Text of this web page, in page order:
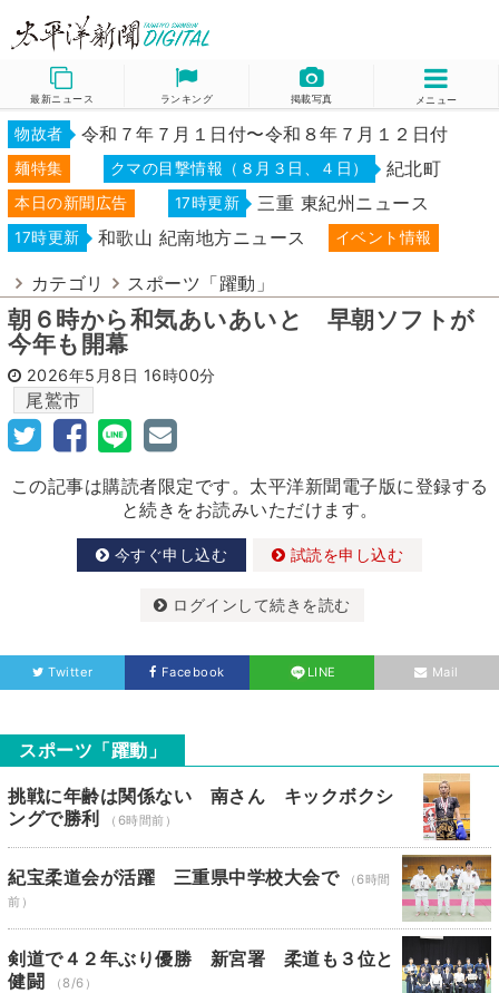
最新ニュース ランキング 掲載写真 メニュー
物故者 令和７年７月１日付〜令和８年７月１２日付
麺特集 クマの目撃情報（８月３日、４日） 紀北町
本日の新聞広告 17時更新 三重 東紀州ニュース
17時更新 和歌山 紀南地方ニュース イベント情報
カテゴリ スポーツ「躍動」
朝６時から和気あいあいと 早朝ソフトが
今年も開幕
2026年5月8日 16時00分
尾鷲市
この記事は購読者限定です。太平洋新聞電子版に登録する
と続きをお読みいただけます。
今すぐ申し込む 試読を申し込む
ログインして続きを読む
Twitter Facebook LINE Mail
スポーツ「躍動」
挑戦に年齢は関係ない 南さん キックボクシ
ングで勝利
（6時間前）
紀宝柔道会が活躍 三重県中学校大会で
（6時間
前）
剣道で４２年ぶり優勝 新宮署 柔道も３位と
健闘
（8/6）